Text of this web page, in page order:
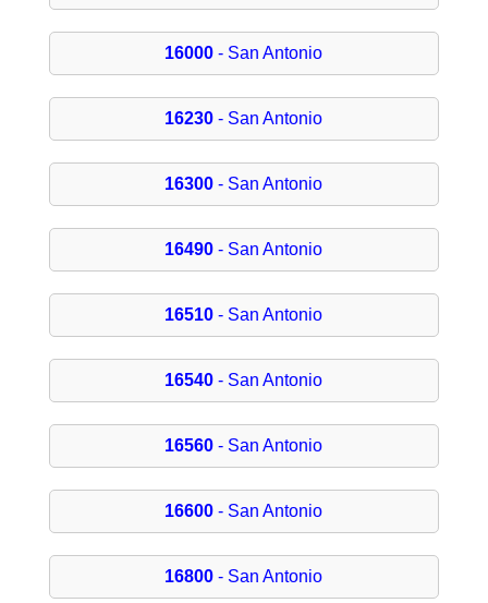
16000 - San Antonio
16230 - San Antonio
16300 - San Antonio
16490 - San Antonio
16510 - San Antonio
16540 - San Antonio
16560 - San Antonio
16600 - San Antonio
16800 - San Antonio